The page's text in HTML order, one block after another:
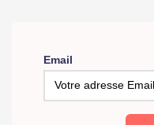
Email